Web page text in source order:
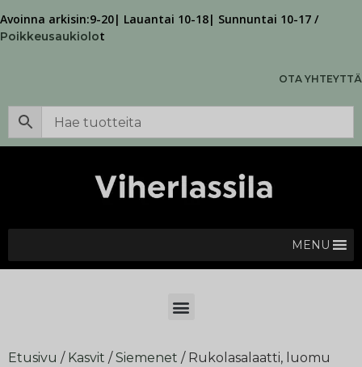
Avoinna arkisin:9-20| Lauantai 10-18| Sunnuntai 10-17 /
Poikkeusaukiolot
OTA YHTEYTTÄ
MENU
Etusivu / Kasvit /Siemenet / Rukolasalaatti, luomu